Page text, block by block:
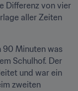
Differenz von vier
aller Zeiten
90 Minuten was
Schulhof. Der
und war ein
zweiten